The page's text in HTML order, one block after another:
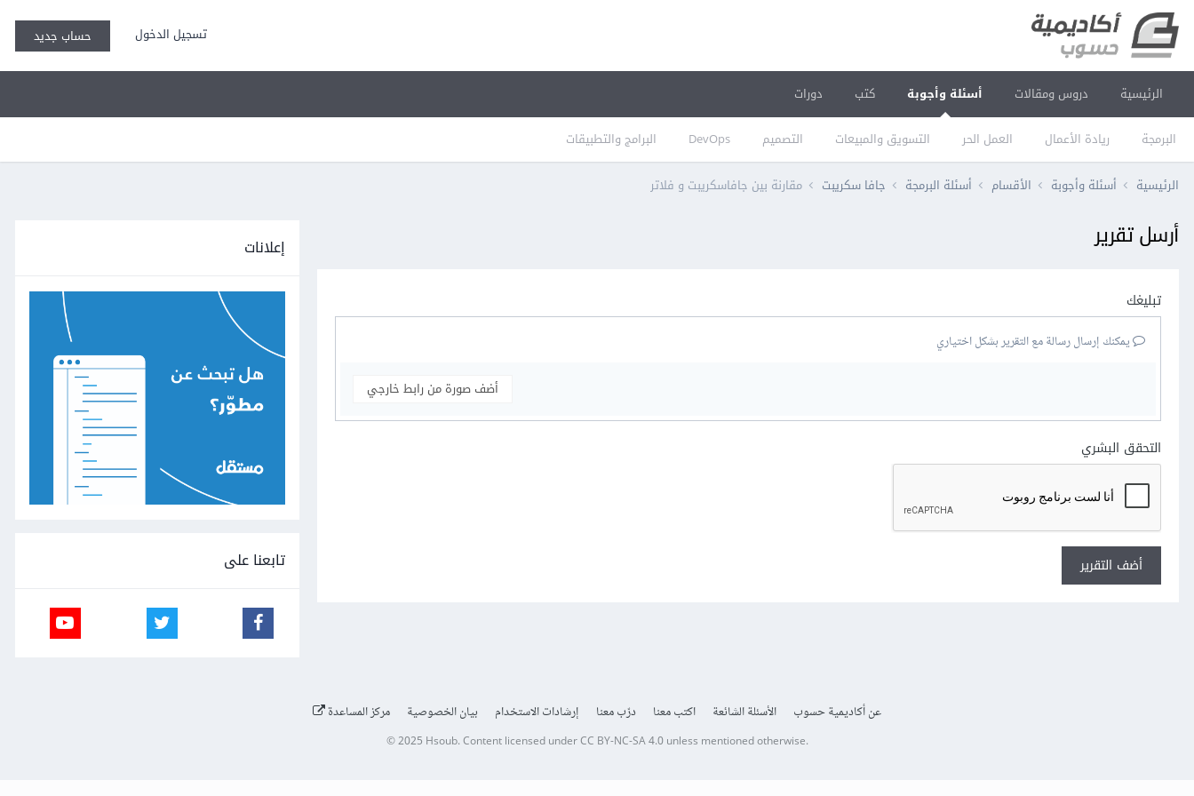
تسجيل الدخول حساب جديد
الرئيسية دروس ومقالات أسئلة وأجوبة
البرمجة ريادة الأعمال العمل الحر التسويق والمبيعات التصميم DevOps البرامج والتطبيقات
كتب دورات
الرئيسية أسئلة وأجوبة الأقسام أسئلة البرمجة جافا سكريبت مقارنة بين جافاسكريبت و فلاتر
أرسل تقرير
تبليغك
يمكنك إرسال رسالة مع التقرير بشكل اختياري
أضف صورة من رابط خارجي
التحقق البشري
أضف التقرير
إعلانات
تابعنا على
عن أكاديمية حسوب الأسئلة الشائعة اكتب معنا درّب معنا إرشادات الاستخدام بيان الخصوصية مركز المساعدة
© 2025 Hsoub.Content licensed underCC BY-NC-SA 4.0unless mentioned otherwise.